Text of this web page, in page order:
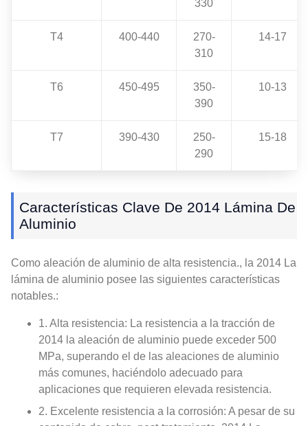
330
T4 400-440
270-
310
14-17
T6 450-495
350-
390
10-13
T7 390-430
250-
290
15-18
Características Clave De 2014 Lámina De
Aluminio
Como aleación de aluminio de alta resistencia., la 2014 La
lámina de aluminio posee las siguientes características
notables.:
1. Alta resistencia: La resistencia a la tracción de
2014 la aleación de aluminio puede exceder 500
MPa, superando el de las aleaciones de aluminio
más comunes, haciéndolo adecuado para
aplicaciones que requieren elevada resistencia.
2. Excelente resistencia a la corrosión: A pesar de su